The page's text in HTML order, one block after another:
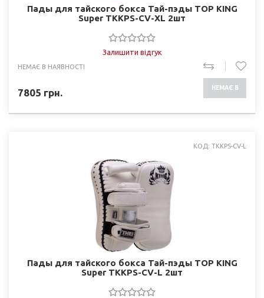
Пады для тайского бокса Тай-пэды TOP KING
Super TKKPS-CV-XL 2шт
Залишити відгук
НЕМАЄ В НАЯВНОСТІ
7805 грн. НЕМАЄ В
КОД: TKKPS-CV-L
Пады для тайского бокса Тай-пэды TOP KING
Super TKKPS-CV-L 2шт